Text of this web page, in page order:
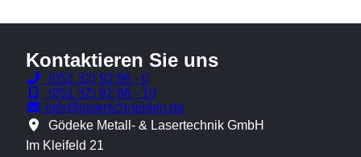
Kontaktieren Sie uns
(051 32) 92 96 - 0
(051 32) 92 96 - 10
info@laserschneiden.de
Gödeke Metall- & Lasertechnik GmbH
Im Kleifeld 21